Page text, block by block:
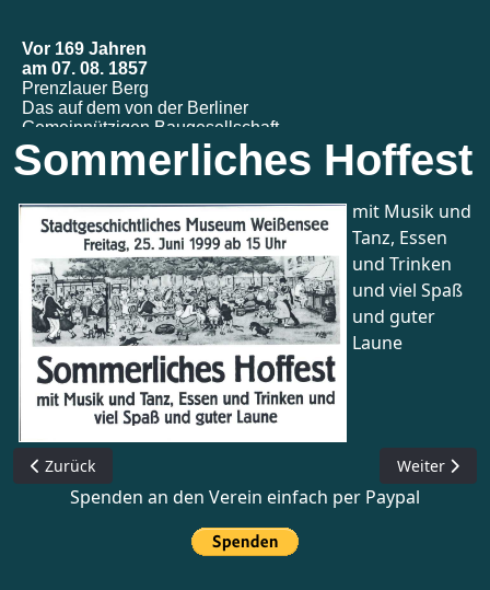
Sommerliches Hoffest
mit Musik und
Tanz, Essen
und Trinken
und viel Spaß
und guter
Laune
Vorheriger Beitrag: Nikolauströdelmarkt
Zurück Nächster
Weiter
Spenden an den Verein einfach per Paypal